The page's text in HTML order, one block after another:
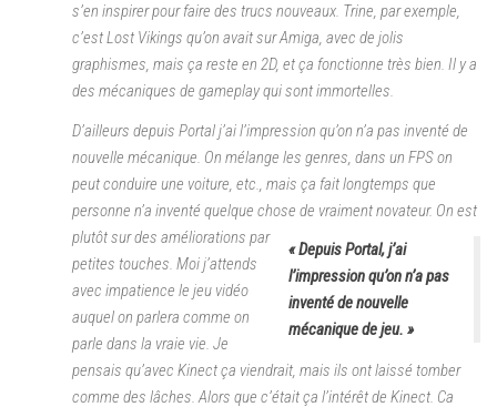
s’en inspirer pour faire des trucs nouveaux. Trine, par exemple,
c’est Lost Vikings qu’on avait sur Amiga, avec de jolis
graphismes, mais ça reste en 2D, et ça fonctionne très bien. Il y a
des mécaniques de gameplay qui sont immortelles.
D’ailleurs depuis Portal j’ai l’impression qu’on n’a pas inventé de
nouvelle mécanique. On mélange les genres, dans un FPS on
peut conduire une voiture, etc., mais ça fait longtemps que
personne n’a inventé quelque chose de vraiment novateur.
« Depuis Portal, j’ai
l’impression qu’on n’a pas
inventé de nouvelle
mécanique de jeu. »
On est
plutôt sur des améliorations par
petites touches. Moi j’attends
avec impatience le jeu vidéo
auquel on parlera comme on
parle dans la vraie vie. Je
pensais qu’avec Kinect ça viendrait, mais ils ont laissé tomber
comme des lâches. Alors que c’était ça l’intérêt de Kinect. Ca